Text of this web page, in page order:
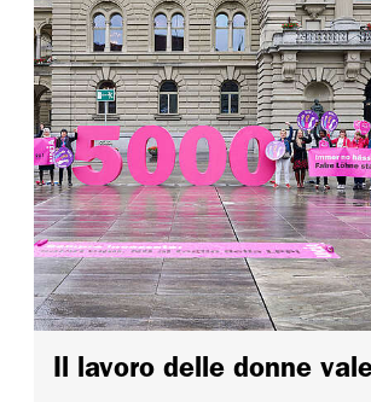
Il lavoro delle donne